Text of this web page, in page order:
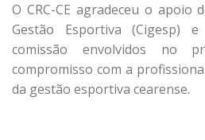
O CRC-CE agradeceu o apoio
Gestão Esportiva (Cigesp)
comissão envolvidos no
compromisso com a
da gestão esportiva cearense.